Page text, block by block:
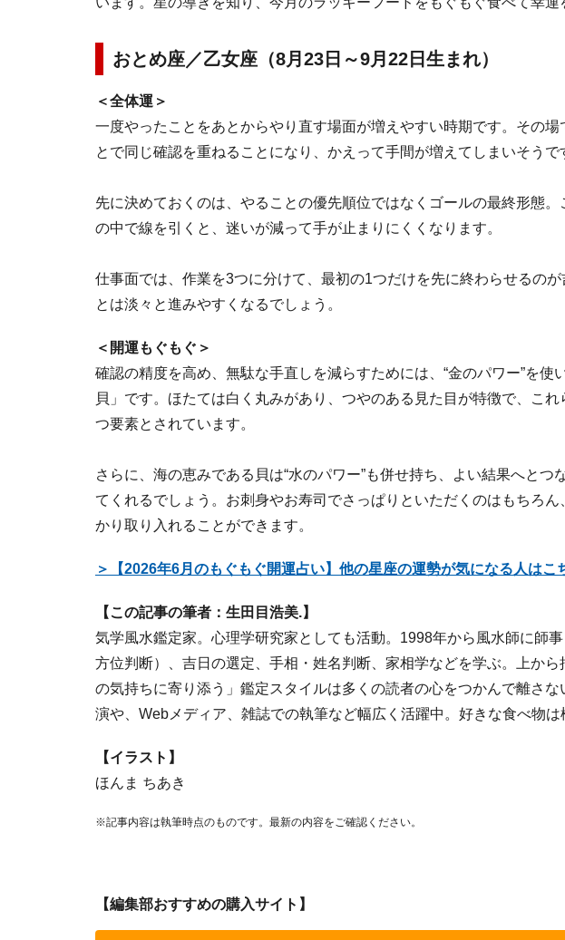
おとめ座／乙女座（8月23日～9月22日生まれ）
＜全体運＞
一度やったことをあとからやり直す場面が増えやすい時期です。その
とで同じ確認を重ねることになり、かえって手間が増えてしまいそうで
先に決めておくのは、やることの優先順位ではなくゴールの最終形態
の中で線を引くと、迷いが減って手が止まりにくくなります。
仕事面では、作業を3つに分けて、最初の1つだけを先に終わらせるの
とは淡々と進みやすくなるでしょう。
＜開運もぐもぐ＞
確認の精度を高め、無駄な手直しを減らすためには、“金のパワー”を使
貝」です。ほたては白く丸みがあり、つやのある見た目が特徴で、こ
つ要素とされています。
さらに、海の恵みである貝は“水のパワー”も併せ持ち、よい結果へとつ
てくれるでしょう。お刺身やお寿司でさっぱりといただくのはもちろ
かり取り入れることができます。
＞【2026年6月のもぐもぐ開運占い】他の星座の運勢が気になる人はこ
【この記事の筆者：生田目浩美.】
気学風水鑑定家。心理学研究家としても活動。1998年から風水師に師
方位判断）、吉日の選定、手相・姓名判断、家相学などを学ぶ。上か
の気持ちに寄り添う」鑑定スタイルは多くの読者の心をつかんで離さ
演や、Webメディア、雑誌での執筆など幅広く活躍中。好きな食べ物は
【イラスト】
ほんま ちあき
※記事内容は執筆時点のものです。最新の内容をご確認ください。
【編集部おすすめの購入サイト】